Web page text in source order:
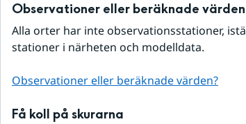
Observationer eller beräknade
Alla orter har inte observationsstationer,
stationer i närheten och modelldata.
Observationer eller beräknade värden?
Få koll på skurarna